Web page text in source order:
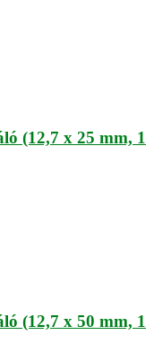
(12,7 x 25 mm, 1
(12,7 x 50 mm, 1